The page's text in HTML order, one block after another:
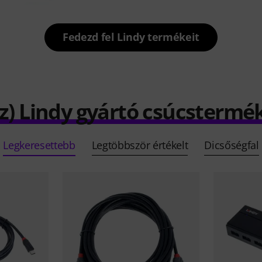
Fedezd fel Lindy termékeit
Lindy gyártó
Legkeresettebb Legtöbbször értékelt Dicsőségfal